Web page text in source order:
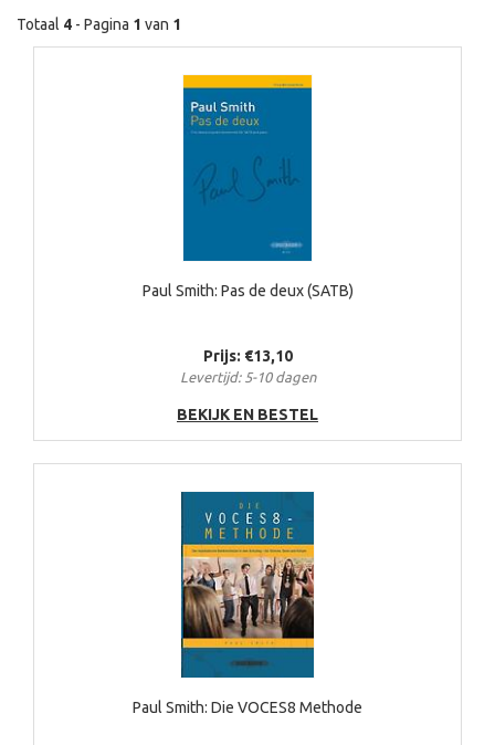
Totaal 4 - Pagina 1 van 1
Paul Smith: Pas de deux (SATB)
Prijs: €13,10
Levertijd: 5-10 dagen
BEKIJK EN BESTEL
Paul Smith: Die VOCES8 Methode